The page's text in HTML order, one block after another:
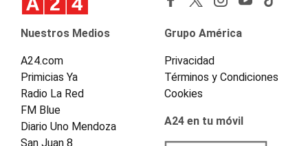
Nuestros Medios
A24.com
Primicias Ya
Radio La Red
FM Blue
Diario Uno Mendoza
San Juan 8
Grupo América
Privacidad
Términos y Condiciones
Cookies
A24 en tu móvil